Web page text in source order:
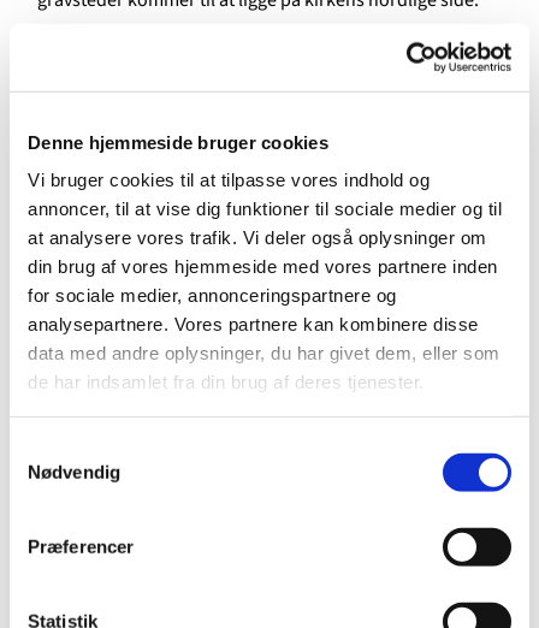
Denne hjemmeside bruger cookies
Vi bruger cookies til at tilpasse vores indhold og
annoncer, til at vise dig funktioner til sociale medier og til
at analysere vores trafik. Vi deler også oplysninger om
din brug af vores hjemmeside med vores partnere inden
for sociale medier, annonceringspartnere og
analysepartnere. Vores partnere kan kombinere disse
data med andre oplysninger, du har givet dem, eller som
de har indsamlet fra din brug af deres tjenester.
Nødvendig
Præferencer
Statistik
Vi havde et fint opstillingsmøde til nyt
alle medlemmer blev siddende, fik vi herudover valgt 4
suppleanter. Desuden kom flere frivillige, som vi må
trække på til arrangementer og idéfora. Vi har i forvejen
hjælpsomme folk til Tirsdagsfamilien, én er med til at lave
mad, og en anden er chauffør for ældre, der tidligere har
været afhængige af kirkebil.
Herunder kan du se, hvordan menighedsrådet er blevet
konstitueret:
Formand: Inger-Lis Jepsen
Underskriftsberettiget: Lene Birgitte Hansen
Kirkeværge: Bent Lybæch Christensen